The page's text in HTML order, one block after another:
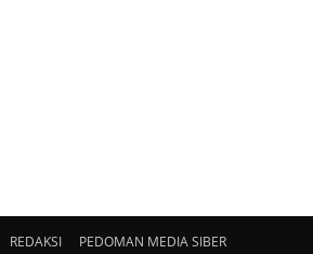
REDAKSI
PEDOMAN MEDIA SIBER